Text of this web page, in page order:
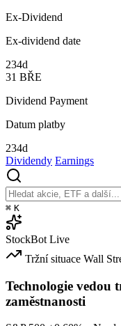
Ex-Dividend
Ex-dividend date
234d
31 BŘE
Dividend Payment
Datum platby
234d
Dividendy Earnings
⌘ K
StockBot Live
Tržní situace Wall
Technologie vedou
zaměstnanosti